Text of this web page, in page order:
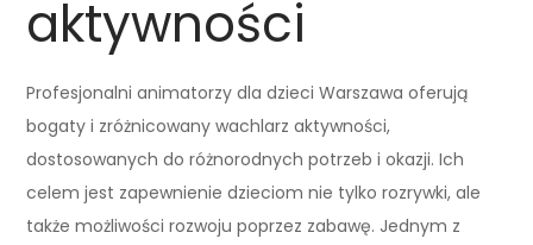
aktywności
Profesjonalni animatorzy dla dzieci Warszawa oferują
bogaty i zróżnicowany wachlarz aktywności,
dostosowanych do różnorodnych potrzeb i okazji. Ich
celem jest zapewnienie dzieciom nie tylko rozrywki, ale
także możliwości rozwoju poprzez zabawę. Jednym z